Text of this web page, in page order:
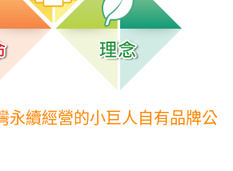
永續經營的小巨人自有品牌公